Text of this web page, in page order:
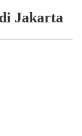
Jakarta